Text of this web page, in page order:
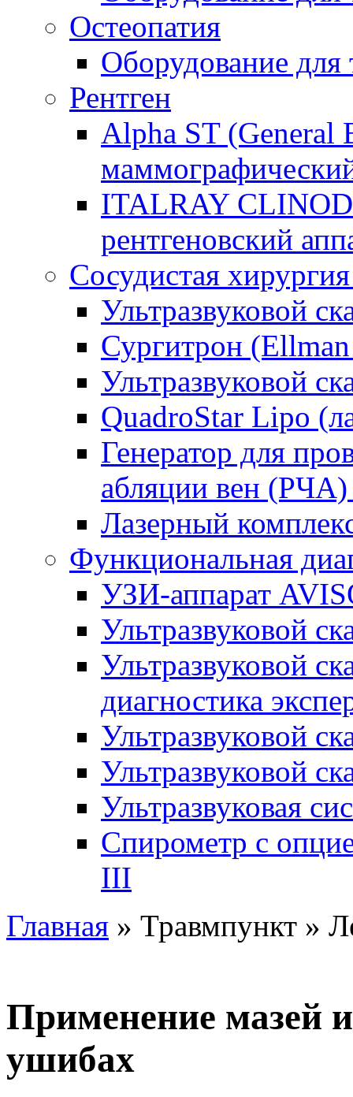
Остеопатия
Оборудование
Рентген
Alpha ST (General
ITALRAY
рентгеновский
Сосудистая
Ультразвуковой
Сургитрон
Ультразвуковой
QuadroStar Lipo
Генератор для
абляции вен
Лазерный
Функциональная
УЗИ-аппарат
Ультразвуковой
Ультразвуковой
диагностика
Ультразвуковой
Ультразвуковой
Ультразвуковая
Спирометр с
III
Главная » Травмпункт »
Применение мазей
ушибах